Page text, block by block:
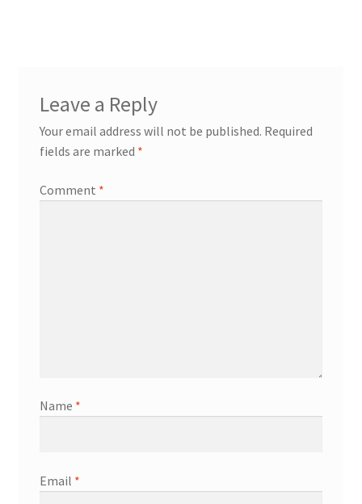
Leave a Reply
Your email address will not be published. Required
fields are marked *
Comment *
Name *
Email *